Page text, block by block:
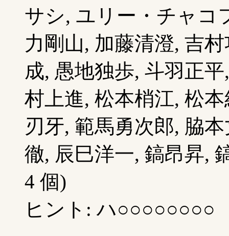
サシ, ユリー・チャコ
力剛山, 加藤清澄, 吉
成, 愚地独歩, 斗羽正
村上進, 松本梢江, 松
刃牙, 範馬勇次郎, 脇
徹, 辰巳洋一, 鎬昂昇,
4 個)
ヒント: ハ○○○○○○○○